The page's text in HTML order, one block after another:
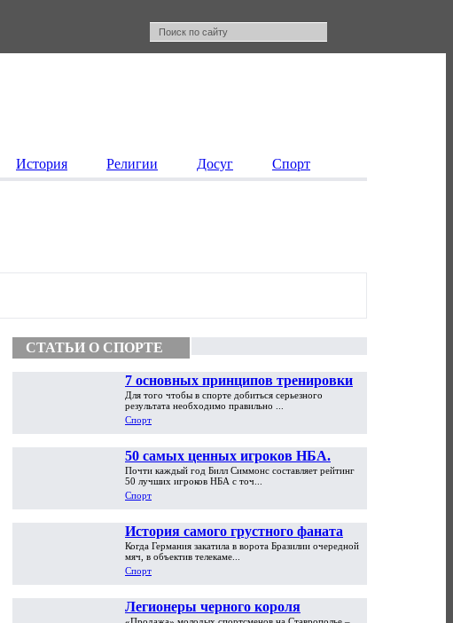
История Религии Досуг Спорт
СТАТЬИ О СПОРТЕ
7 основных принципов тренировки
Для того чтобы в спорте добиться серьезного
результата необходимо правильно ...
Спорт
50 самых ценных игроков НБА.
Часть первая
Почти каждый год Билл Симмонс составляет рейтинг
50 лучших игроков НБА с точ...
Спорт
История самого грустного фаната
мира. «На ЧМ-2002 я обменял
машину на PlayStation»
Когда Германия закатила в ворота Бразилии очередной
мяч, в объектив телекаме...
Спорт
Легионеры черного короля